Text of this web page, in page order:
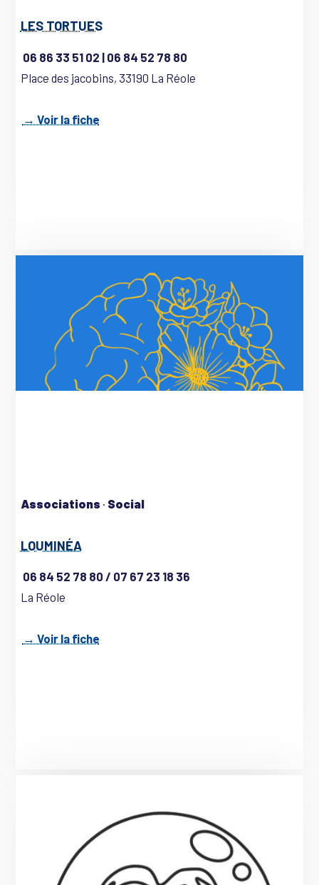
LES TORTUES
06 86 33 51 02 | 06 84 52 78 80
Place des jacobins, 33190 La Réole
→ Voir la fiche
Associations · Social
LOUMINÉA
06 84 52 78 80 / 07 67 23 18 36
La Réole
→ Voir la fiche